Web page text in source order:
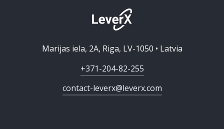
Marijas iela, 2A, Riga, LV-1050 • Latvia
+371-204-82-255
contact-leverx@leverx.com